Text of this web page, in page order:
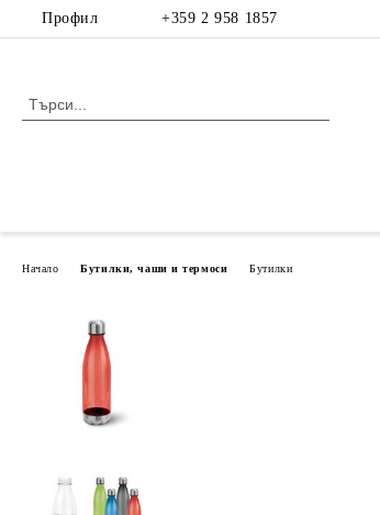
Профил +359 2 958 1857
Начало Бутилки, чаши и термоси Бутилки